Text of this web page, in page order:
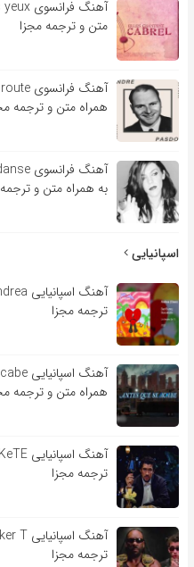
متن و ترجمه مجزا
همراه متن و ترجمه
به همراه متن و
اسپانیایی
ترجمه مجزا
همراه متن و ترجمه
ترجمه مجزا
ترجمه مجزا